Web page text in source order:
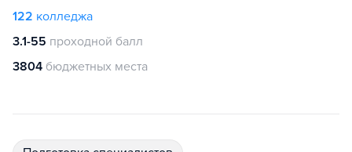
122 колледжа
3.1-55 проходной балл
3804 бюджетных места